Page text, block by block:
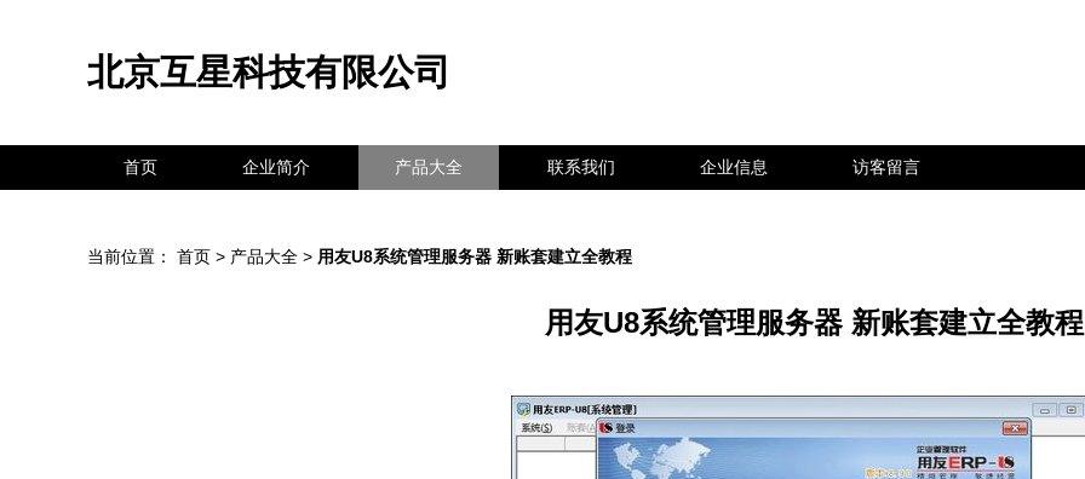
北京互星科技有限公司
首页 企业简介 产品大全 联系我们 企业信息 访客留言
当前位置： 首页 > 产品大全 > 用友U8系统管理服务器 新账套建立全教程
用友U8系统管理服务器 新账套建立全教程